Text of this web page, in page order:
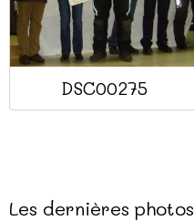
DSC00275
Les dernières photos